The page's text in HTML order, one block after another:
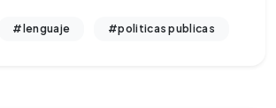
#lenguaje #politicas publicas